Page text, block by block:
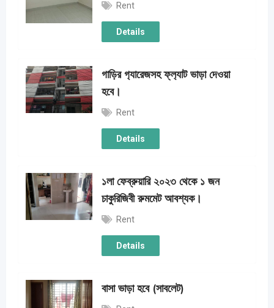
Rent
Details
গাড়ির গ‍্যারেজসহ ফ্ল‍্যাট ভাড়া দেওয়া
হবে।
Rent
Details
১লা ফেব্রুয়ারি ২০২৩ থেকে ১ জন
চাকুরিজিবী রুমমেট আবশ্যক।
Rent
Details
বাসা ভাড়া হবে (সাবলেট)